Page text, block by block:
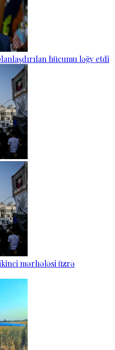
hücumu ləğv etdi
mərhələsi üzrə